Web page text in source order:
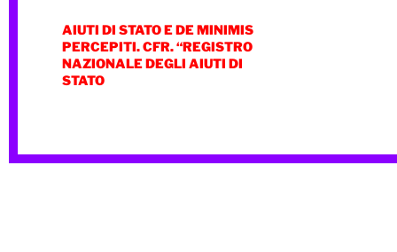
AIUTI DI STATO E DE MINIMIS
PERCEPITI. CFR. “REGISTRO
NAZIONALE DEGLI AIUTI DI
STATO